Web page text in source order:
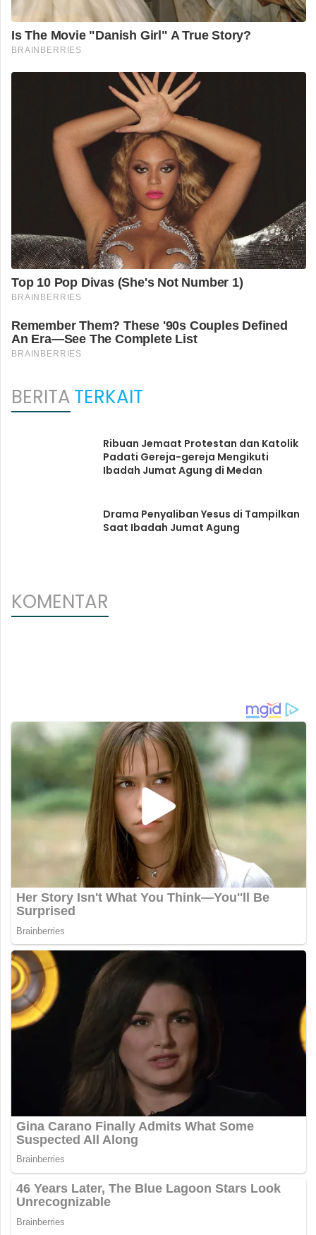
BERITATERKAIT
Ribuan Jemaat Protestan dan Katolik
Padati Gereja-gereja Mengikuti
Ibadah Jumat Agung di Medan
Drama Penyaliban Yesus di Tampilkan
Saat Ibadah Jumat Agung
KOMENTAR